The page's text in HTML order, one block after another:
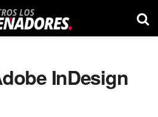
InDesign